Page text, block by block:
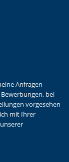
Anfragen
bei
vorgesehen
mit Ihrer